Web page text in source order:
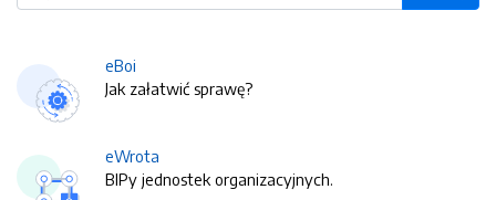
eBoi
Jak załatwić sprawę?
eWrota
BIPy jednostek organizacyjnych.